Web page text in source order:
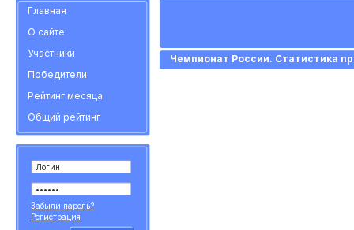
Главная
О сайте
Участники
Победители
Рейтинг месяца
Общий рейтинг
Забыли пароль?
Регистрация
Чемпионат России. Статистика